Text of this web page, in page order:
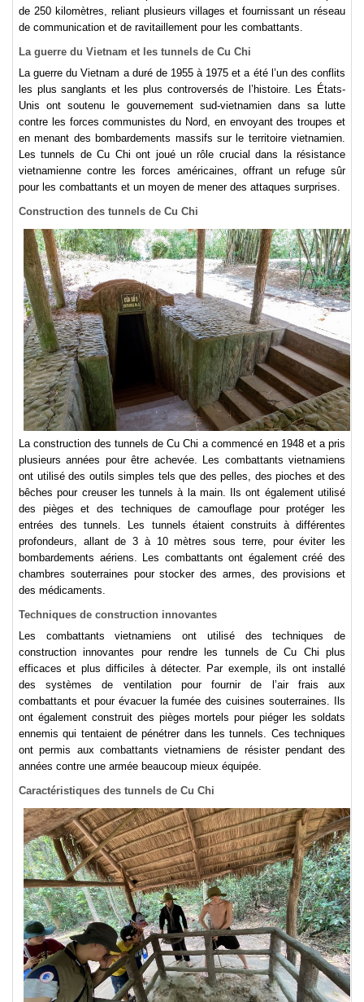
de 250 kilomètres, reliant plusieurs villages et fournissant un réseau
de communication et de ravitaillement pour les combattants.
La guerre du Vietnam et les tunnels de Cu Chi
La guerre du Vietnam a duré de 1955 à 1975 et a été l’un des conflits
les plus sanglants et les plus controversés de l’histoire. Les États-
Unis ont soutenu le gouvernement sud-vietnamien dans sa lutte
contre les forces communistes du Nord, en envoyant des troupes et
en menant des bombardements massifs sur le territoire vietnamien.
Les tunnels de Cu Chi ont joué un rôle crucial dans la résistance
vietnamienne contre les forces américaines, offrant un refuge sûr
pour les combattants et un moyen de mener des attaques surprises.
Construction des tunnels de Cu Chi
La construction des tunnels de Cu Chi a commencé en 1948 et a pris
plusieurs années pour être achevée. Les combattants vietnamiens
ont utilisé des outils simples tels que des pelles, des pioches et des
bêches pour creuser les tunnels à la main. Ils ont également utilisé
des pièges et des techniques de camouflage pour protéger les
entrées des tunnels. Les tunnels étaient construits à différentes
profondeurs, allant de 3 à 10 mètres sous terre, pour éviter les
bombardements aériens. Les combattants ont également créé des
chambres souterraines pour stocker des armes, des provisions et
des médicaments.
Techniques de construction innovantes
Les combattants vietnamiens ont utilisé des techniques de
construction innovantes pour rendre les tunnels de Cu Chi plus
efficaces et plus difficiles à détecter. Par exemple, ils ont installé
des systèmes de ventilation pour fournir de l’air frais aux
combattants et pour évacuer la fumée des cuisines souterraines. Ils
ont également construit des pièges mortels pour piéger les soldats
ennemis qui tentaient de pénétrer dans les tunnels. Ces techniques
ont permis aux combattants vietnamiens de résister pendant des
années contre une armée beaucoup mieux équipée.
Caractéristiques des tunnels de Cu Chi